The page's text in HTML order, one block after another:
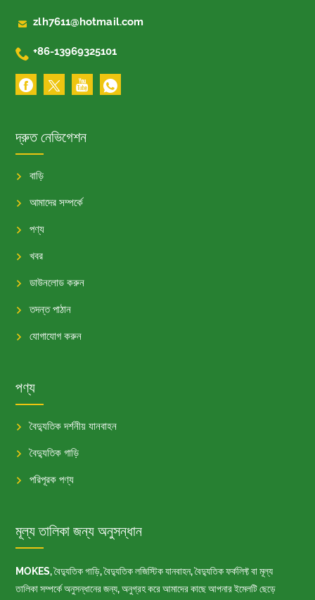
 zlh7611@hotmail.com
 +86-13969325101
দ্রুত নেভিগেশন
বাড়ি
আমাদের সম্পর্কে
পণ্য
খবর
ডাউনলোড করুন
তদন্ত পাঠান
যোগাযোগ করুন
পণ্য
বৈদ্যুতিক দর্শনীয় যানবাহন
বৈদ্যুতিক গাড়ি
পরিপূরক পণ্য
মূল্য তালিকা জন্য অনুসন্ধান
MOKES, বৈদ্যুতিক গাড়ি, বৈদ্যুতিক লজিস্টিক যানবাহন, বৈদ্যুতিক ফর্কলিফ্ট বা মূল্য
তালিকা সম্পর্কে অনুসন্ধানের জন্য, অনুগ্রহ করে আমাদের কাছে আপনার ইমেলটি ছেড়ে